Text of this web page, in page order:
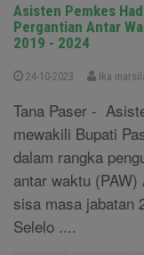
Asisten Pemkes
Pergantian Antar
2019 - 2024
24-10-2023 Ika
Tana Paser -
mewakili Bupati
dalam rangka
antar waktu
sisa masa jabatan
Selelo ....